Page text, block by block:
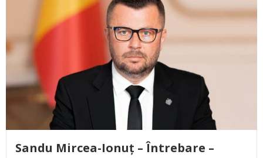
Sandu Mircea-Ionuț – Întrebare –